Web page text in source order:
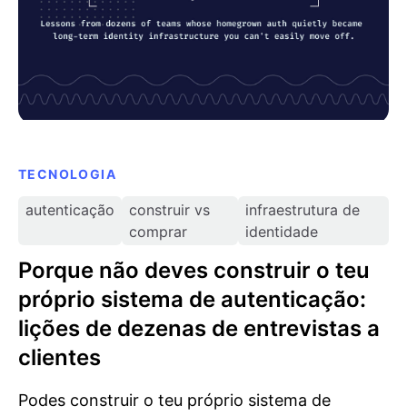
TECNOLOGIA
autenticação
construir vs
comprar
infraestrutura de
identidade
Porque não deves construir o teu
próprio sistema de autenticação:
lições de dezenas de entrevistas a
clientes
Podes construir o teu próprio sistema de